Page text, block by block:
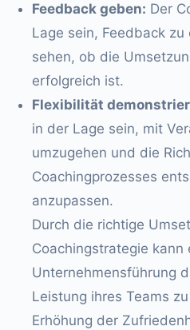
Feedback geben: Der
Lage sein, Feedback
sehen, ob die
erfolgreich ist.
Flexibilität
in der Lage sein, mit
umzugehen und die
Coachingprozesses
anzupassen.
Durch die richtige
Coachingstrategie kann
Unternehmensführung
Leistung ihres Teams
Erhöhung der